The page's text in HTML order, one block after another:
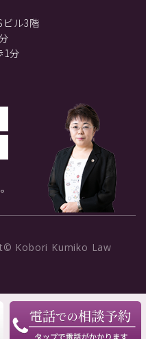
ビル3階
1分
Kobori Kumiko Law